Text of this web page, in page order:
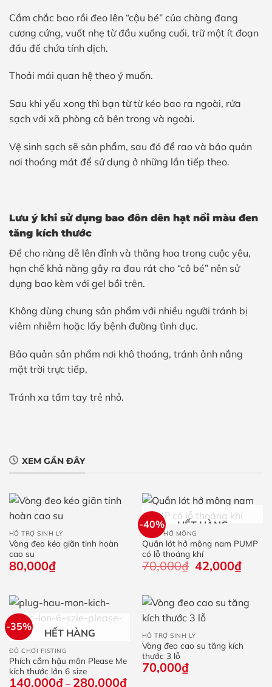
Cầm chắc bao rồi đeo lên “cậu bé” của chàng đang
cương cứng, vuốt nhẹ từ đầu xuống cuối, trữ một ít đoạn
đầu để chứa tính dịch.
Thoải mái quan hệ theo ý muốn.
Sau khi yếu xong thì bạn từ từ kéo bao ra ngoài, rửa
sạch với xã phòng cả bên trong và ngoài.
Vệ sinh sạch sẽ sản phẩm, sau đó để rao và bảo quản
nơi thoáng mát để sử dụng ở những lần tiếp theo.
Lưu ý khi sử dụng bao đôn dên hạt nổi màu đen
tăng kích thước
Để cho nàng dễ lên đỉnh và thăng hoa trong cuộc yêu,
hạn chế khả năng gây ra đau rát cho “cô bé” nên sử
dụng bao kèm với gel bồi trên.
Không dùng chung sản phẩm với nhiều người tránh bị
viêm nhiễm hoặc lấy bệnh đường tình dục.
Bảo quản sản phẩm nơi khô thoáng, tránh ảnh nắng
mặt trời trực tiếp,
Tránh xa tầm tay trẻ nhỏ.
XEM GẦN ĐÂY
HỖ TRỢ SINH LÝ
Vòng đeo kéo giãn tinh hoàn
cao su
80,000₫
-40% HẾT HÀNG
QUẦN HỞ MÔNG
Quần lót hở mông nam PUMP
có lỗ thoáng khí
70,000₫ Giá
gốc
42,000₫Giá
hiện
-35%
HẾT HÀNG
ĐỒ CHƠI FISTING
Phích cắm hậu môn Please Me
kích thước lớn 6 size
140,000₫ – 280,000₫Khoảng
HỖ TRỢ SINH LÝ
Vòng đeo cao su tăng kích
thước 3 lỗ
70,000₫